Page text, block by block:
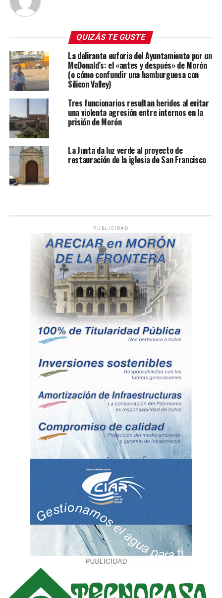
QUIZÁS TE GUSTE
La delirante euforia del Ayuntamiento por un
McDonald’s: el «antes y después» de Morón
(o cómo confundir una hamburguesa con
Silicon Valley)
Tres funcionarios resultan heridos al evitar
una violenta agresión entre internos en la
prisión de Morón
La Junta da luz verde al proyecto de
restauración de la iglesia de San Francisco
PUBLICIDAD